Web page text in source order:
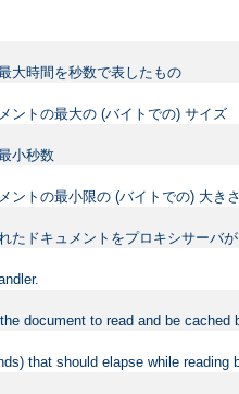
大時間を秒数で表したもの
ントの最大の (バイトでの) サイズ
小秒数
ントの最小限の (バイトでの) 大き
たドキュメントをプロキシサーバ
document to read and be cached
that should elapse while reading